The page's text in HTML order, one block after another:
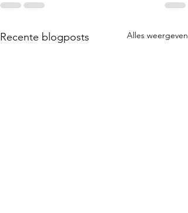
Recente blogposts Alles weergeven